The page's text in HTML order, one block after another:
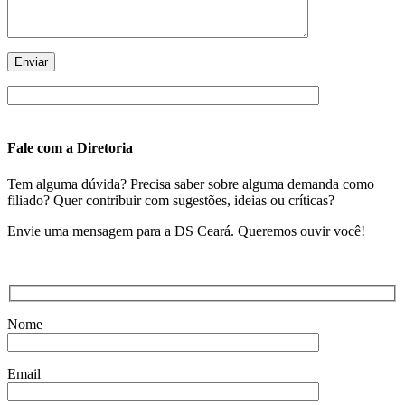
Fale com a Diretoria
Tem alguma dúvida? Precisa saber sobre alguma demanda como
filiado? Quer contribuir com sugestões, ideias ou críticas?
Envie uma mensagem para a DS Ceará. Queremos ouvir você!
Nome
Email